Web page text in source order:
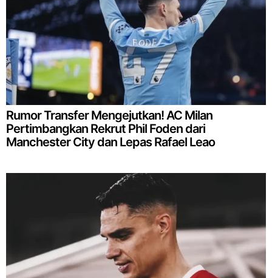
Rumor Transfer Mengejutkan! AC Milan
Pertimbangkan Rekrut Phil Foden dari
Manchester City dan Lepas Rafael Leao